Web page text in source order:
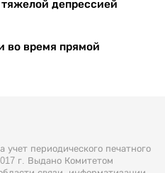
тяжелой депрессией
во время прямой
учет периодического печатного
г. Выдано Комитетом